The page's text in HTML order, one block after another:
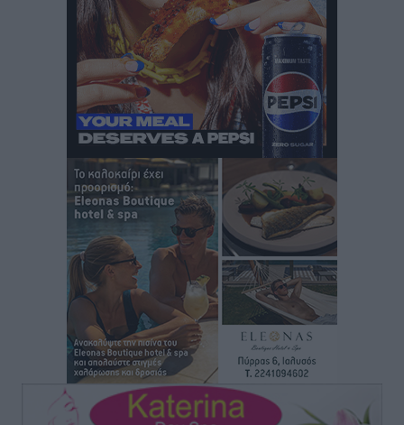
Καιρός: Επιμένουν οι υψηλές θερμοκρασίες – Ισχυρά
μελτέμια έως 9 μποφόρ, σε «Red Code» 6 περιοχές
Τοπικές Ειδήσεις• πριν 20 ώρες
Τα φοιτητικά ενοίκια «τινάζουν στον αέρα» τους
οικογενειακούς προϋπολογισμούς
πριν 20 ώρες
Δύο νέοι ξενώνες παραδόθηκαν στις Ένοπλες
Δυνάμεις στη νήσο Ρω
Τοπικές Ειδήσεις• πριν 20 ώρες
Συνεχίζεται η έξοδος του Αυγούστου – Πάνω από
34.000 αναχωρούν σήμερα μόνο από τον Πειραιά
Ειδήσεις• πριν 20 ώρες
Μόνιμες θέσεις στους παιδικούς σταθμούς: Οι
προϋποθέσεις, η 24μηνη εμπειρία και οι προθεσμίες